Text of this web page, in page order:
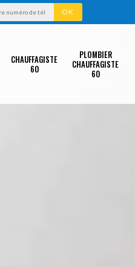
CHAUFFAGISTE
60
PLOMBIER
CHAUFFAGISTE
60